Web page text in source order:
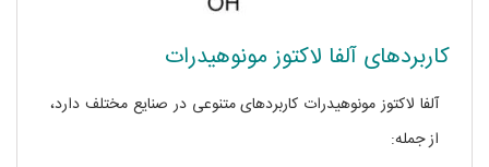
کاربردهای آلفا لاکتوز مونوهیدرات
آلفا لاکتوز مونوهیدرات کاربردهای متنوعی در صنایع مختلف دارد،
از جمله: